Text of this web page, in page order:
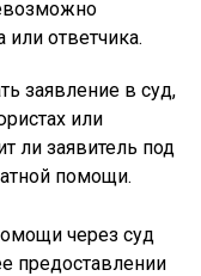
или ответчика.
заявление в суд,
или
ли заявитель под
помощи.
через суд
предоставлении